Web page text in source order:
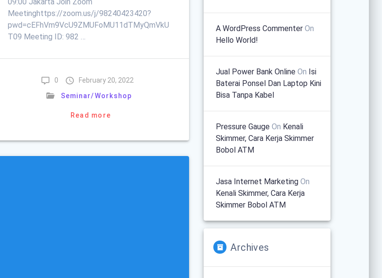
Meetinghttps://zoom.us/j/98240423420?
pwd=cEFhVm9VcU9ZMUFoMU11dTMyQmVkU
T09 Meeting ID: 982 …
0
February 20, 2022
Seminar/Workshop
Read more
A WordPress Commenter On
Hello World!
Jual Power Bank Online On Isi
Baterai Ponsel Dan Laptop Kini
Bisa Tanpa Kabel
Pressure Gauge On Kenali
Skimmer, Cara Kerja Skimmer
Bobol ATM
Jasa Internet Marketing On
Kenali Skimmer, Cara Kerja
Skimmer Bobol ATM
Archives